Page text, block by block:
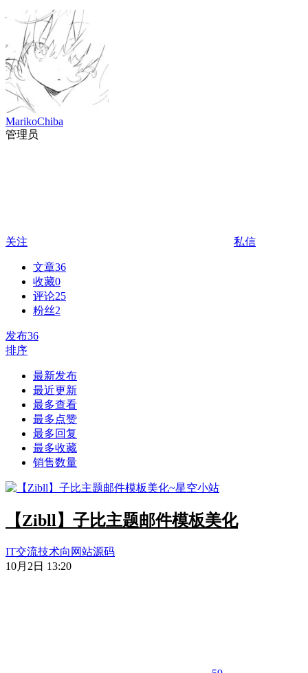
MarikoChiba
管理员
关注 私信
文章36
收藏0
评论25
粉丝2
发布36
排序
最新发布
最近更新
最多查看
最多点赞
最多回复
最多收藏
销售数量
【Zibll】子比主题邮件模板美化
IT交流技术向 网站源码
10月2日 13:20